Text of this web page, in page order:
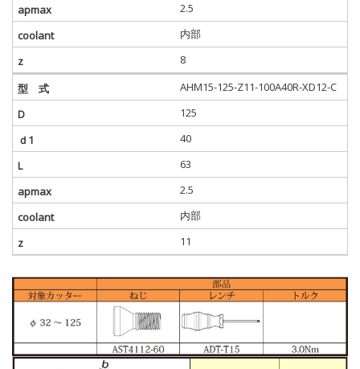
2.5
内部
8
AHM15-125-Z11-100A40R-XD12-C
125
40
63
2.5
内部
11